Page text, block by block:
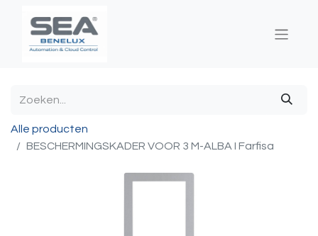
Alle producten
BESCHERMINGSKADER VOOR 3 M-ALBA I Farfisa